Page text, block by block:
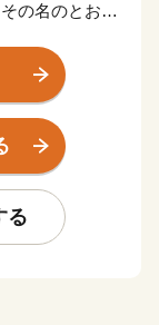
の名のとおり
がり、「日本
「三方五湖」
成17年にラム
惣菜にも酒
平成17年に
る